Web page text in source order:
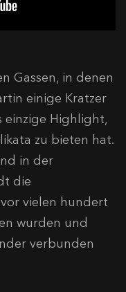
Gassen, in denen
einige Kratzer
einzige Highlight,
zu bieten hat.
in der
die
vielen hundert
wurden und
verbunden